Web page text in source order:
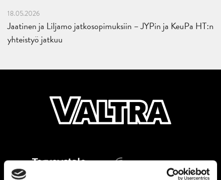
18.05.2026
Jaatinen ja Liljamo jatkosopimuksiin – JYPin ja KeuPa HT:n
yhteistyö jatkuu